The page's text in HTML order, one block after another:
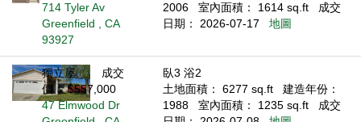
714 Tyler Av
Greenfield , CA
93927
2006
室內面積： 1614 sq.ft
成交
日期： 2026-07-17
地圖
獨立屋
成交
價： $557,000
47 Elmwood Dr
臥3 浴2
土地面積： 6277 sq.ft
建造年份：
1988
室內面積： 1235 sq.ft
成交